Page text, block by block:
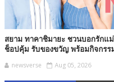
สยาม ทาคาชิมายะ ชวนบอกรักแ
ช็อปคุ้ม รับของขวัญ พร้อมกิจกร
newsverse Aug 05, 2026